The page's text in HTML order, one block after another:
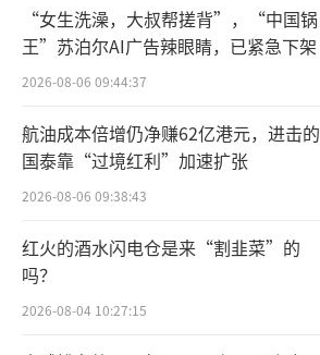
“女生洗澡，大叔帮搓背”，“中国锅
王”苏泊尔AI广告辣眼睛，已紧急下架
2026-08-06 09:44:37
航油成本倍增仍净赚62亿港元，进击的
国泰靠“过境红利”加速扩张
2026-08-06 09:38:43
红火的酒水闪电仓是来“割韭菜”的
吗？
2026-08-04 10:27:15